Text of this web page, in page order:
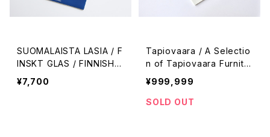
SUOMALAISTA LASIA / F
INSKT GLAS / FINNISH G
LASS
¥7,700
Tapiovaara / A Selectio
n of Tapiovaara Furnitur
e,1947-1961
¥999,999
SOLD OUT